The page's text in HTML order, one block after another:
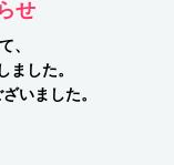
せ
、
した。
いました。